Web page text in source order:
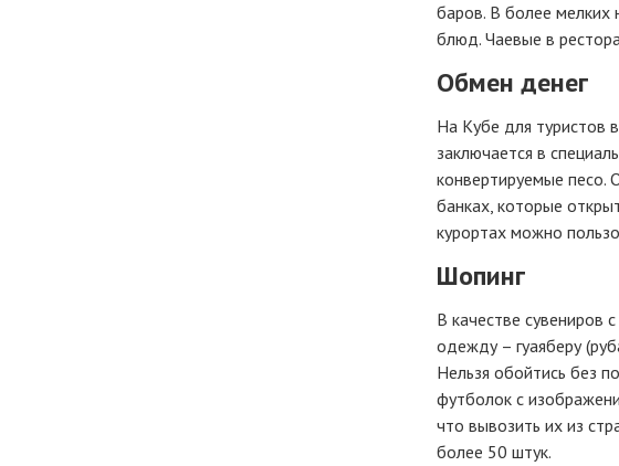
баров. В более мелких
блюд. Чаевые в
Обмен денег
На Кубе для туристов
заключается в
конвертируемые песо.
банках, которые
курортах можно
Шопинг
В качестве сувениров
одежду – гуаяберу
Нельзя обойтись без
футболок с
что вывозить их из
более 50 штук.